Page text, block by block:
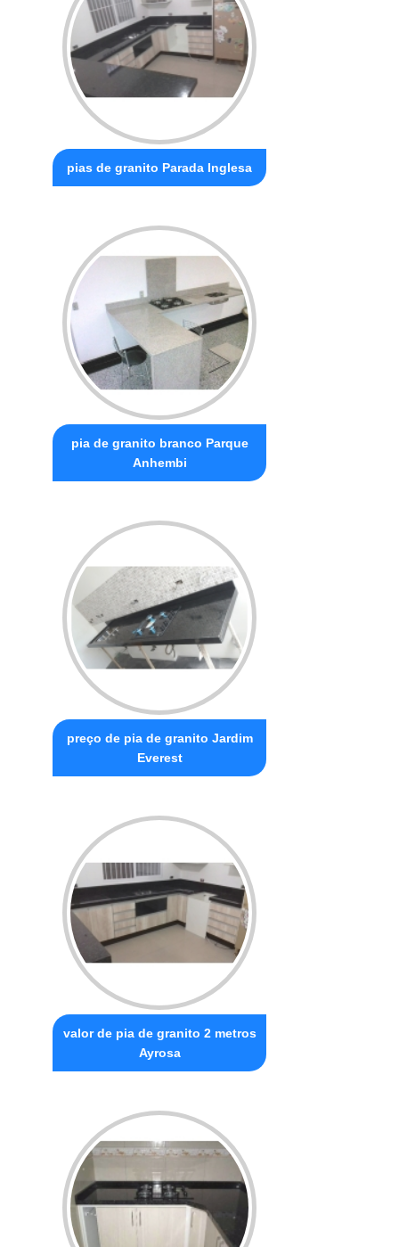
pias de granito Parada Inglesa
pia de granito branco Parque
Anhembi
preço de pia de granito Jardim
Everest
valor de pia de granito 2 metros
Ayrosa